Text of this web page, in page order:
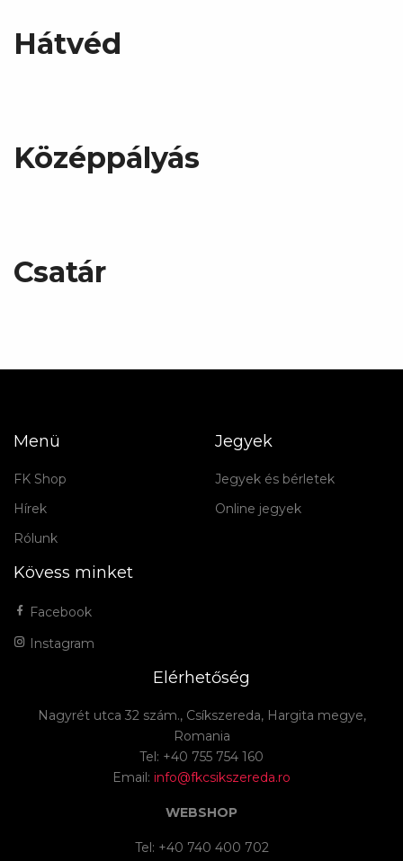
Hátvéd
Középpályás
Csatár
Menü
FK Shop
Hírek
Rólunk
Jegyek
Jegyek és bérletek
Online jegyek
Kövess minket
Facebook
Instagram
Elérhetőség
Nagyrét utca 32 szám., Csíkszereda, Hargita megye,
Romania
Tel: +40 755 754 160
Email: info@fkcsikszereda.ro
WEBSHOP
Tel: +40 740 400 702